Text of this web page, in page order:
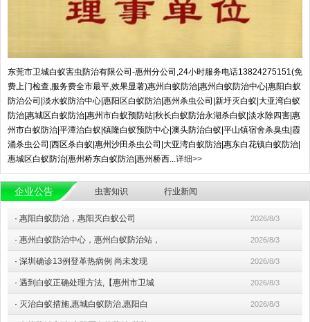
东莞市卫城白蚁害虫防治有限公司-惠州分公司,24小时服务电话13824275151(免
费上门检查,服务费全市最平,效果显著)惠州白蚁防治|惠州白蚁防治中心|惠阳白蚁
防治公司|淡水蚁防治中心|惠阳区白蚁防治|惠州杀虫公司|新圩灭白蚁|大亚湾白蚁
防治|惠城区白蚁防治|惠州市白蚁预防站|秋长白蚁防治永湖杀白蚁|淡水除四害|惠
州市白蚁防治|平潭治白蚁|镇隆白蚁预防中心|澳头防治白蚁|平山镇宿舍杀臭虫|霞
涌杀虫公司|西区杀白蚁|惠州沙田杀虫公司|大亚湾白蚁防治|惠东白花镇白蚁防治|
惠城区白蚁防治|惠州桥东白蚁防治|惠州桥西... 详细>>
企业公告 虫害知识 行业新闻
· 惠阳白蚁防治，惠阳灭白蚁公司 2026/8/3
· 惠州白蚁防治中心，惠州白蚁防治站， 2026/8/3
· 深圳确诊13例登革热病例 尚未发现 2026/8/3
· 遇到白蚁正确处理方法,【惠州市卫城 2026/8/3
· 灭治白蚁措施,惠城白蚁防治,惠阳白 2026/8/3